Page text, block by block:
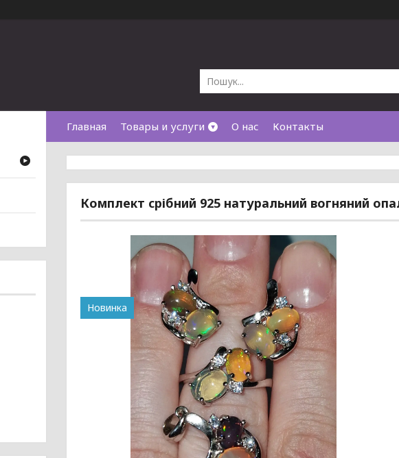
Главная Товары и услуги О нас Контакты
Комплект срібний 925 натуральний вогняний
Новинка